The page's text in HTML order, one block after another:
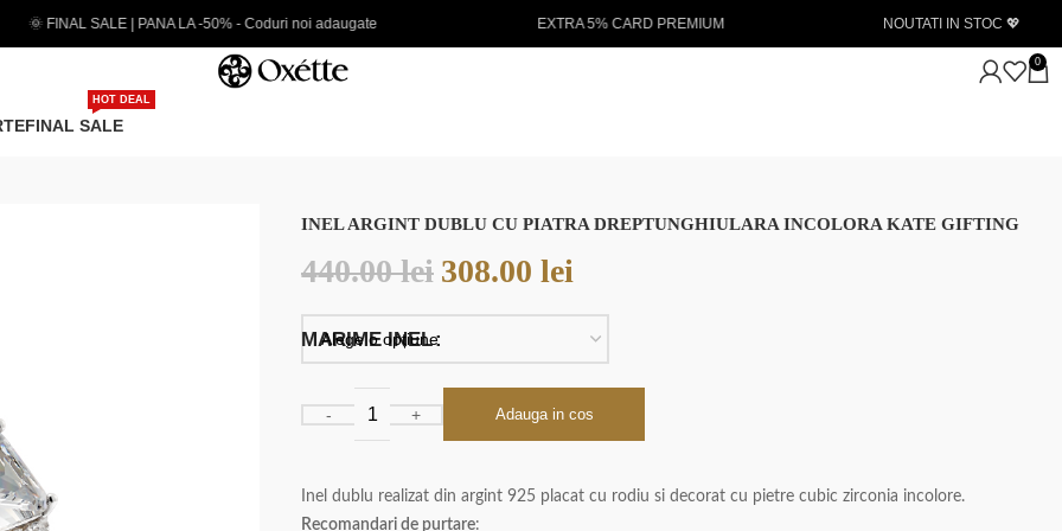
Coduri noi adaugate EXTRA 5% CARD PREMIUM NOUTATI IN STOC 💖 Livrare gratuita
0
FINAL SALE
HOT DEAL
INEL ARGINT DUBLU CU PIATRA DREPTUNGHIULARA INCOLORA KATE GIFTING
440.00lei 308.00 lei
MARIME INEL
Adauga in cos
Inel dublu realizat din argint 925 placat cu rodiu si decorat cu pietre cubic zirconia incolore.
Recomandari de purtare: